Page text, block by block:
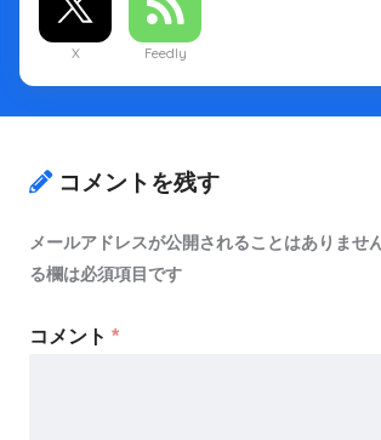
X Feedly
コメントを残す
メールアドレスが公開されることはありません
る欄は必須項目です
コメント *